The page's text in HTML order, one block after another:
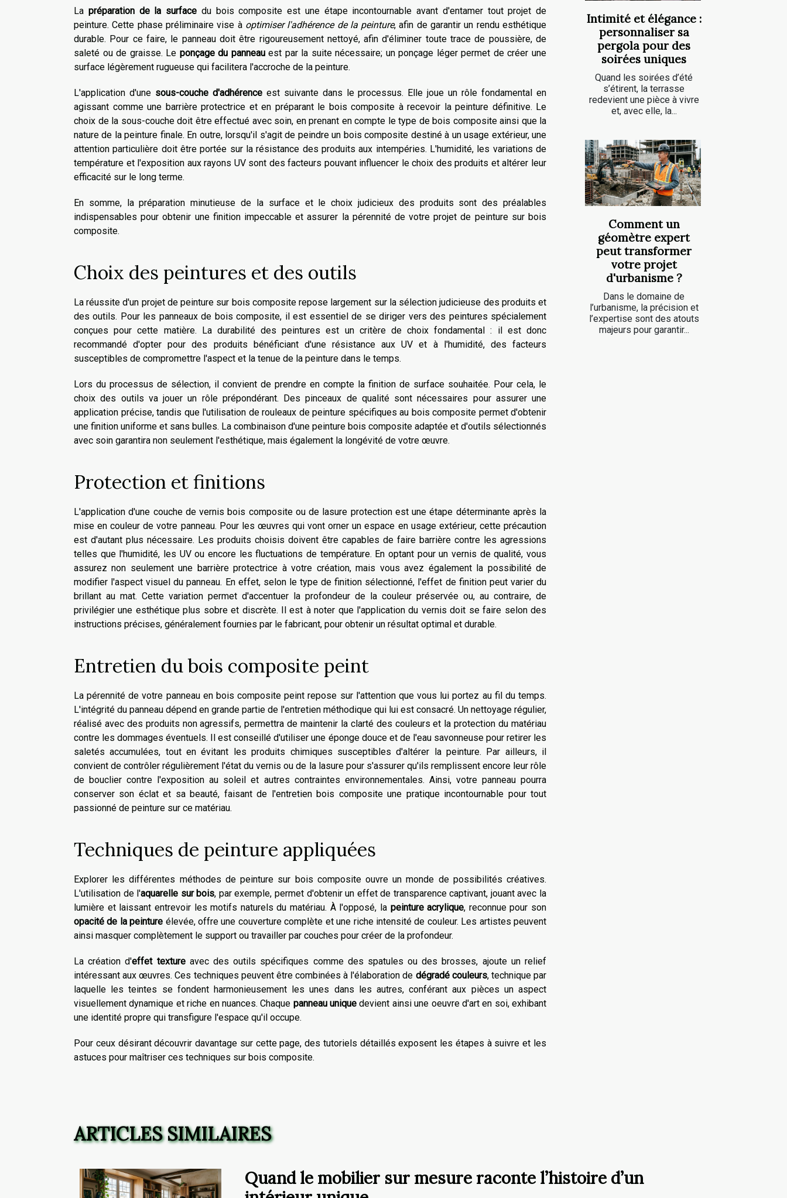
La préparation de la surface du bois composite est une étape incontournable avant d'entamer tout projet de
peinture. Cette phase préliminaire vise à optimiser l'adhérence de la peinture, afin de garantir un rendu esthétique
durable. Pour ce faire, le panneau doit être rigoureusement nettoyé, afin d'éliminer toute trace de poussière, de
saleté ou de graisse. Le ponçage du panneauest par la suite nécessaire; un ponçage léger permet de créer une
surface légèrement rugueuse qui facilitera l'accroche de la peinture.
L'application d'une sous-couche d'adhérenceest suivante dans le processus. Elle joue un rôle fondamental en
agissant comme une barrière protectrice et en préparant le bois composite à recevoir la peinture définitive. Le
choix de la sous-couche doit être effectué avec soin, en prenant en compte le type de bois composite ainsi que la
nature de la peinture finale. En outre, lorsqu'il s'agit de peindre un bois composite destiné à un usage extérieur, une
attention particulière doit être portée sur la résistance des produits aux intempéries. L'humidité, les variations de
température et l'exposition aux rayons UV sont des facteurs pouvant influencer le choix des produits et altérer leur
efficacité sur le long terme.
En somme, la préparation minutieuse de la surface et le choix judicieux des produits sont des préalables
indispensables pour obtenir une finition impeccable et assurer la pérennité de votre projet de peinture sur bois
composite.
Choix des peintures et des outils
La réussite d'un projet de peinture sur bois composite repose largement sur la sélection judicieuse des produits et
des outils. Pour les panneaux de bois composite, il est essentiel de se diriger vers des peintures spécialement
conçues pour cette matière. La durabilité des peintures est un critère de choix fondamental : il est donc
recommandé d'opter pour des produits bénéficiant d'une résistance aux UV et à l'humidité, des facteurs
susceptibles de compromettre l'aspect et la tenue de la peinture dans le temps.
Lors du processus de sélection, il convient de prendre en compte la finition de surface souhaitée. Pour cela, le
choix des outils va jouer un rôle prépondérant. Des pinceaux de qualité sont nécessaires pour assurer une
application précise, tandis que l'utilisation de rouleaux de peinture spécifiques au bois composite permet d'obtenir
une finition uniforme et sans bulles. La combinaison d'une peinture bois composite adaptée et d'outils sélectionnés
avec soin garantira non seulement l'esthétique, mais également la longévité de votre œuvre.
Protection et finitions
L'application d'une couche de vernis bois composite ou de lasure protection est une étape déterminante après la
mise en couleur de votre panneau. Pour les œuvres qui vont orner un espace en usage extérieur, cette précaution
est d'autant plus nécessaire. Les produits choisis doivent être capables de faire barrière contre les agressions
telles que l'humidité, les UV ou encore les fluctuations de température. En optant pour un vernis de qualité, vous
assurez non seulement une barrière protectrice à votre création, mais vous avez également la possibilité de
modifier l'aspect visuel du panneau. En effet, selon le type de finition sélectionné, l'effet de finition peut varier du
brillant au mat. Cette variation permet d'accentuer la profondeur de la couleur préservée ou, au contraire, de
privilégier une esthétique plus sobre et discrète. Il est à noter que l'application du vernis doit se faire selon des
instructions précises, généralement fournies par le fabricant, pour obtenir un résultat optimal et durable.
Entretien du bois composite peint
La pérennité de votre panneau en bois composite peint repose sur l'attention que vous lui portez au fil du temps.
L'intégrité du panneau dépend en grande partie de l'entretien méthodique qui lui est consacré. Un nettoyage régulier,
réalisé avec des produits non agressifs, permettra de maintenir la clarté des couleurs et la protection du matériau
contre les dommages éventuels. Il est conseillé d'utiliser une éponge douce et de l'eau savonneuse pour retirer les
saletés accumulées, tout en évitant les produits chimiques susceptibles d'altérer la peinture. Par ailleurs, il
convient de contrôler régulièrement l'état du vernis ou de la lasure pour s'assurer qu'ils remplissent encore leur rôle
de bouclier contre l'exposition au soleil et autres contraintes environnementales. Ainsi, votre panneau pourra
conserver son éclat et sa beauté, faisant de l'entretien bois composite une pratique incontournable pour tout
passionné de peinture sur ce matériau.
Techniques de peinture appliquées
Explorer les différentes méthodes de peinture sur bois composite ouvre un monde de possibilités créatives.
L'utilisation de l'aquarelle sur bois, par exemple, permet d'obtenir un effet de transparence captivant, jouant avec la
lumière et laissant entrevoir les motifs naturels du matériau. À l'opposé, la peinture acrylique, reconnue pour son
opacité de la peinture élevée, offre une couverture complète et une riche intensité de couleur. Les artistes peuvent
ainsi masquer complètement le support ou travailler par couches pour créer de la profondeur.
La création d'effet textureavec des outils spécifiques comme des spatules ou des brosses, ajoute un relief
intéressant aux œuvres. Ces techniques peuvent être combinées à l'élaboration de dégradé couleurs, technique par
laquelle les teintes se fondent harmonieusement les unes dans les autres, conférant aux pièces un aspect
visuellement dynamique et riche en nuances. Chaque panneau unique devient ainsi une oeuvre d'art en soi, exhibant
une identité propre qui transfigure l'espace qu'il occupe.
Pour ceux désirantdécouvrir davantage sur cette page, des tutoriels détaillés exposent les étapes à suivre et les
astuces pour maîtriser ces techniques sur bois composite.
Intimité et élégance :
personnaliser sa
pergola pour des
soirées uniques
Quand les soirées d’été
s’étirent, la terrasse
redevient une pièce à vivre
et, avec elle, la...
Comment un
géomètre expert
peut transformer
votre projet
d'urbanisme ?
Dans le domaine de
l’urbanisme, la précision et
l’expertise sont des atouts
majeurs pour garantir...
ARTICLES SIMILAIRES
Quand le mobilier sur mesure raconte l’histoire d’un